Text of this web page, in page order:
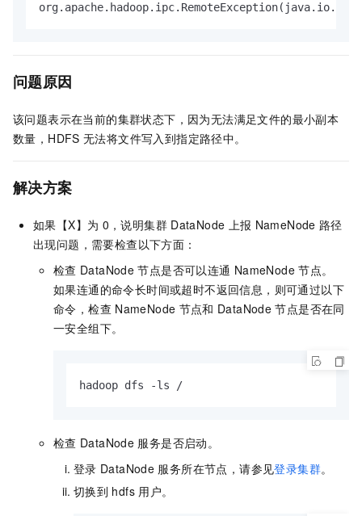
问题原因
该问题表示在当前的集群状态下，因为无法满足文件的最小副本
数量，HDFS 无法将文件写入到指定路径中。
解决方案
如果【X】为 0，说明集群 DataNode 上报 NameNode 路径
出现问题，需要检查以下方面：
检查 DataNode 节点是否可以连通 NameNode 节点。
如果连通的命令长时间或超时不返回信息，则可通过以下
命令，检查 NameNode 节点和 DataNode 节点是否在同
一安全组下。
hadoop dfs -ls /
检查 DataNode 服务是否启动。
登录 DataNode 服务所在节点，请参见登录集群。
切换到 hdfs 用户。